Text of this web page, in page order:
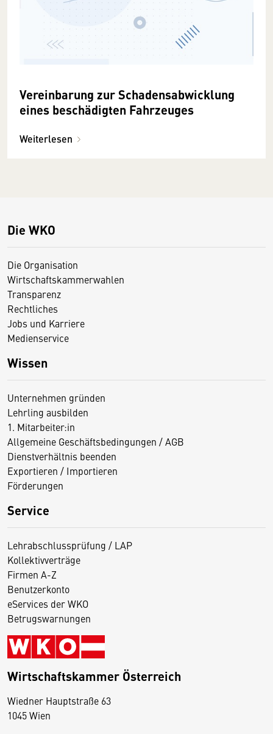
Vereinbarung zur Schadensabwicklung
eines beschädigten Fahrzeuges
Weiterlesen
Die WKO
Die Organisation
Wirtschaftskammerwahlen
Transparenz
Rechtliches
Jobs und Karriere
Medienservice
Wissen
Unternehmen gründen
Lehrling ausbilden
1. Mitarbeiter:in
Allgemeine Geschäftsbedingungen / AGB
Dienstverhältnis beenden
Exportieren / Importieren
Förderungen
Service
Lehrabschlussprüfung / LAP
Kollektivverträge
Firmen A-Z
Benutzerkonto
eServices der WKO
Betrugswarnungen
Wirtschaftskammer Österreich
Wiedner Hauptstraße 63
1045 Wien
D